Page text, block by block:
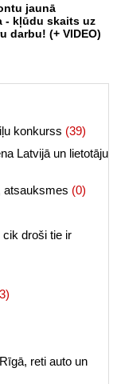
jaunā
- kļūdu skaits uz
darbu! (+ VIDEO)
konkurss (39)
Latvijā un lietotāju
atsauksmes (0)
cik droši tie ir
reti auto un